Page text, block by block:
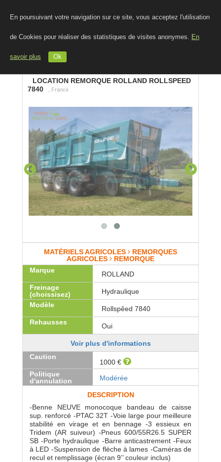
En poursuivant votre navigation sur ce site, vous acceptez l'utilisation
de Cookies pour réaliser des statistiques de visites anonymes. En
savoir plus Ok
LOCATION REMORQUE ROLLAND ROLLSPEED
7840
, France
MATÉRIELS AGRICOLES
REMORQUES
AGRICOLES
REMORQUE
Marque
ROLLAND
Freinage
(choissisez)
Hydraulique
Modèle
Rollspêed 7840
Rehausses
Oui
Voir plus d'informations
Caution
1000 €
Politique
d'annulation
Modérée
DESCRIPTION
-Benne NEUVE monocoque bandeau de caisse
sup. renforcé -PTAC 32T -Voie large pour meilleure
stabilité en virage et en bennage -3 essieux en
Tridem (AR suiveur) -Pneus 600/55R26.5 SUPER
SB -Porte hydraulique -Barre anticastrement -Feux
à LED -Suspension de flèche à lames -Caméras de
recul et remplissage (écran 9’’ couleur inclus)